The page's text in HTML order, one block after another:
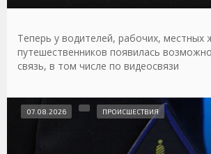
Теперь у водителей, рабочих, местных
путешественников появилась
связь, в том числе по видеосвязи
07.08.2026 ПРОИСШЕСТВИЯ